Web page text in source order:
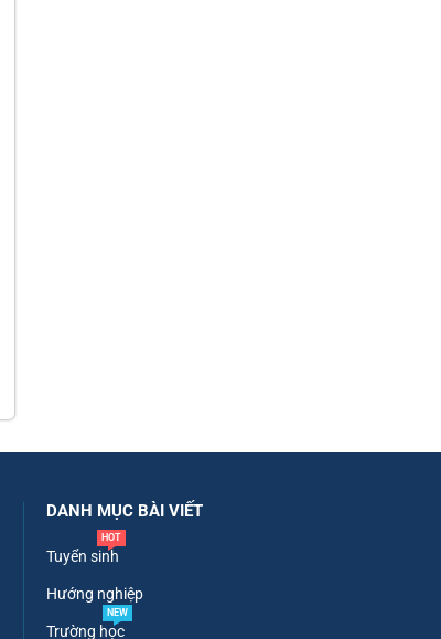
DANH MỤC BÀI VIẾT
Tuyển sinh
HOT
Hướng nghiệp
Trường học
NEW